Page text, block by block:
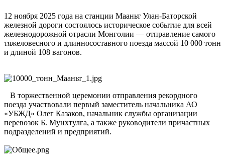
12 ноября 2025 года на станции Мааньт Улан-Баторской
железной дороги состоялось историческое событие для всей
железнодорожной отрасли Монголии — отправление самого
тяжеловесного и длинносоставного поезда массой 10 000 тонн
и длиной 108 вагонов.
В торжественной церемонии отправления рекордного
поезда участвовали первый заместитель начальника АО
«УБЖД» Олег Казаков, начальник службы организации
перевозок Б. Мунхтулга, а также руководители причастных
подразделений и предприятий.